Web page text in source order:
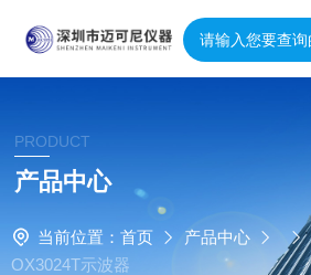
PRODUCT
产品中心
当前位置： 首页 产品中心
OX3024T示波器